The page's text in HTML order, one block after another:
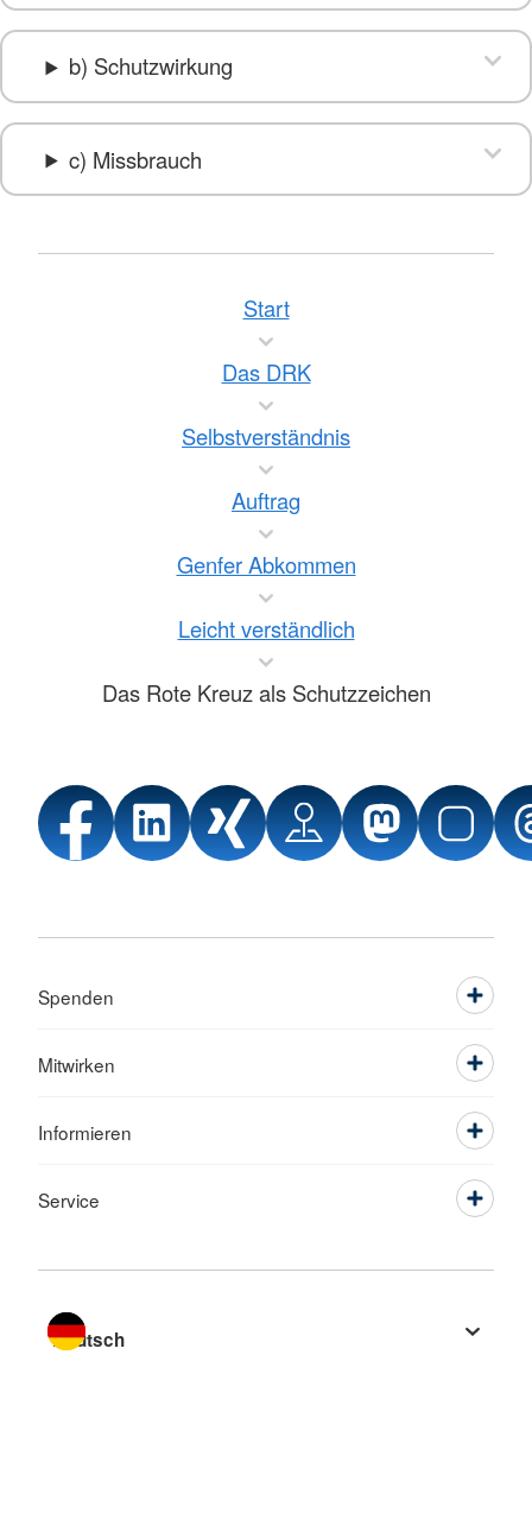
b) Schutzwirkung
c) Missbrauch
Start
Das DRK
Selbstverständnis
Auftrag
Genfer Abkommen
Leicht verständlich
Das Rote Kreuz als Schutzzeichen
Spenden
Mitwirken
Informieren
Service
Sprache wechseln zu